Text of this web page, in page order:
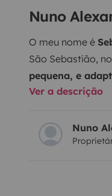
Nuno
O meu nome é
São Sebastião,
pequena, e
dono adaptou-
rapidamente se
mesa. Tenho
Ver a descrição
Nuno